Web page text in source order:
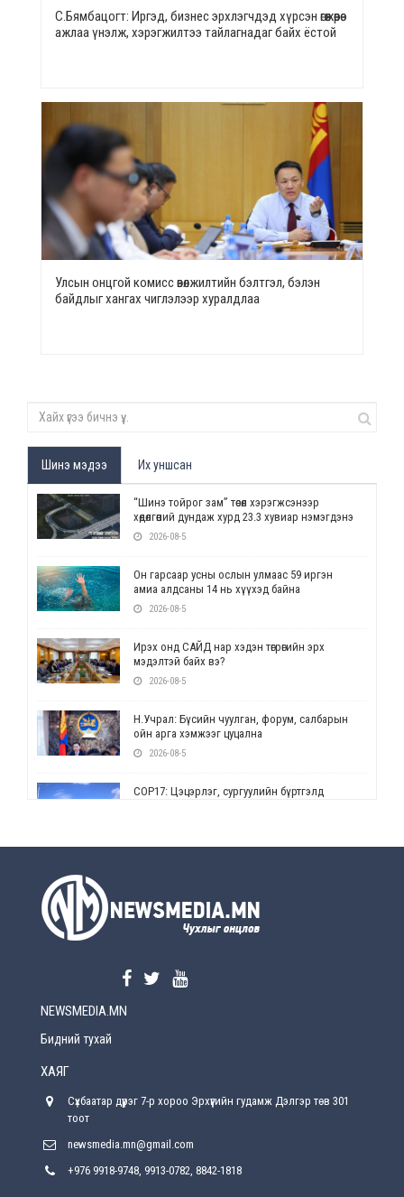
С.Бямбацогт: Иргэд, бизнес эрхлэгчдэд хүрсэн өгөөжөөрөө
ажлаа үнэлж, хэрэгжилтээ тайлагнадаг байх ёстой
Улсын онцгой комисс өвөлжилтийн бэлтгэл, бэлэн
байдлыг хангах чиглэлээр хуралдлаа
Шинэ мэдээ Их уншсан
“Шинэ тойрог зам” төсөл хэрэгжсэнээр
хөдөлгөөний дундаж хурд 23.3 хувиар нэмэгдэнэ
2026-08-5
Он гарсаар усны ослын улмаас 59 иргэн
амиа алдсаны 14 нь хүүхэд байна
2026-08-5
Ирэх онд САЙД нар хэдэн төгрөгийн эрх
мэдэлтэй байх вэ?
2026-08-5
Н.Учрал: Бүсийн чуулган, форум, салбарын
ойн арга хэмжээг цуцална
2026-08-5
СОР17: Цэцэрлэг, сургуулийн бүртгэлд
2026-08-5
2026-08-5
хүрсэн өгөөжөөрөө ажлаа үнэлж, хэрэгжилтээ
Улсын онцгой комисс өвөлжилтийн бэлтгэл,
NEWSMEDIA.MN
Бидний тухай
ХАЯГ
Сүхбаатар дүүрэг 7-р хороо Эрхүүгийн гудамж Дэлгэр төв 301
тоот
newsmedia.mn@gmail.com
+976 9918-9748, 9913-0782, 8842-1818